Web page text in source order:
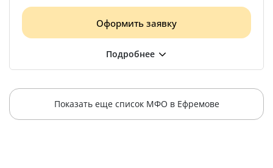
Оформить заявку
Показать еще список МФО в Ефремове